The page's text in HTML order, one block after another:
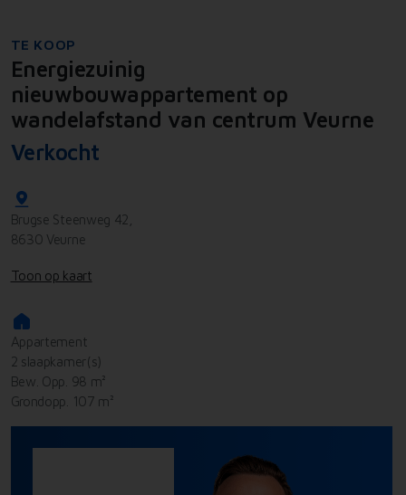
TE KOOP
Energiezuinig
nieuwbouwappartement op
wandelafstand van centrum Veurne
Verkocht
Brugse Steenweg 42,
8630 Veurne
Toon op kaart
Appartement
2 slaapkamer(s)
Bew. Opp. 98 m²
Grondopp. 107 m²